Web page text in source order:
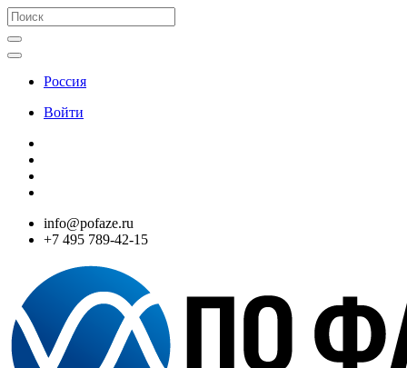
Россия
Войти
info@pofaze.ru
+7 495 789-42-15